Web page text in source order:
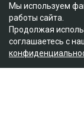
Мы используем
работы сайта.
Продолжая
соглашаетесь с